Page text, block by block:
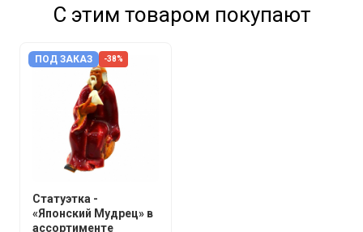
С этим товаром покупают
ПОД ЗАКАЗ -38%
Статуэтка -
«Японский Мудрец» в
ассортименте